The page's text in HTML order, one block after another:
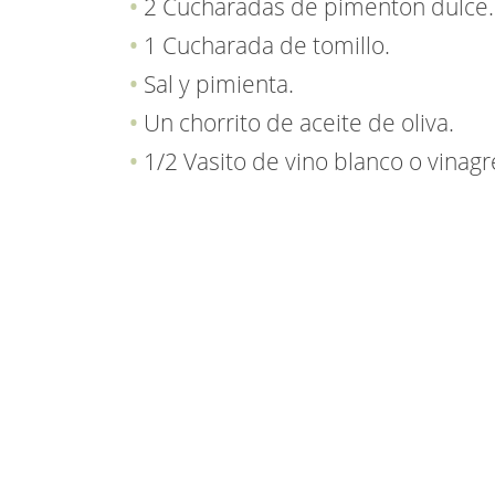
1 Cucharada de tomillo.
Sal y pimienta.
Un chorrito de aceite de oliva.
1/2 Vasito de vino blanco o